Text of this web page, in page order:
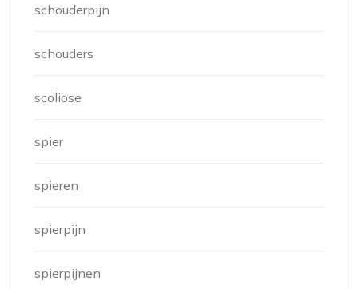
schouderpijn
schouders
scoliose
spier
spieren
spierpijn
spierpijnen